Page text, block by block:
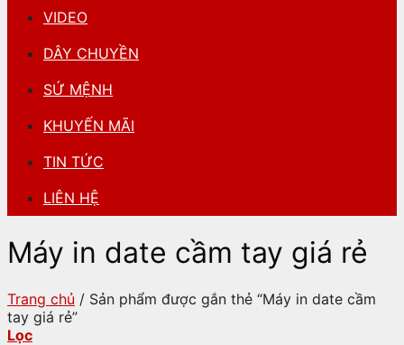
VIDEO
DÂY CHUYỀN
SỨ MỆNH
KHUYẾN MÃI
TIN TỨC
LIÊN HỆ
Máy in date cầm tay giá rẻ
Trang chủ / Sản phẩm được gắn thẻ “Máy in date cầm
tay giá rẻ”
Lọc